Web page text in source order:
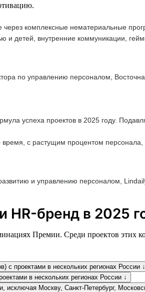
комплексные нематериальные
и детей, внутренние коммуникации,
по управлению персоналом,
успеха проектов в 2025 году.
с растущим процентом персонала,
и управлению персоналом,
HR-бренд в 2025
Премии. Среди проектов этих
проектами в нескольких регионах России ↓
в нескольких регионах России ↓
Москву, Санкт-Петербург,